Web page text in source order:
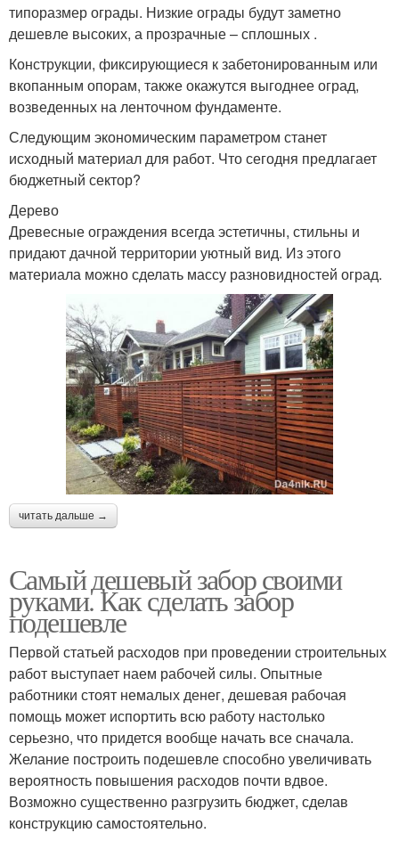
типоразмер ограды. Низкие ограды будут заметно
дешевле высоких, а прозрачные – сплошных .
Конструкции, фиксирующиеся к забетонированным или
вкопанным опорам, также окажутся выгоднее оград,
возведенных на ленточном фундаменте.
Следующим экономическим параметром станет
исходный материал для работ. Что сегодня предлагает
бюджетный сектор?
Дерево
Древесные ограждения всегда эстетичны, стильны и
придают дачной территории уютный вид. Из этого
материала можно сделать массу разновидностей оград.
читать дальше →
Самый дешевый забор своими
руками. Как сделать забор
подешевле
Первой статьей расходов при проведении строительных
работ выступает наем рабочей силы. Опытные
работники стоят немалых денег, дешевая рабочая
помощь может испортить всю работу настолько
серьезно, что придется вообще начать все сначала.
Желание построить подешевле способно увеличивать
вероятность повышения расходов почти вдвое.
Возможно существенно разгрузить бюджет, сделав
конструкцию самостоятельно.